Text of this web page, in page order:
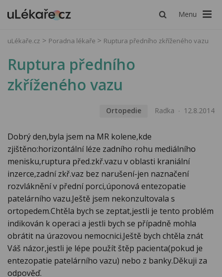
Menu
uLékaře.cz Poradna lékaře Ruptura předního zkříženého vazu
Ruptura předního
zkříženého vazu
Ortopedie Radka 12.8.2014
Dobrý den,byla jsem na MR kolene,kde
zjištěno:horizontální léze zadního rohu mediálního
menisku,ruptura před.zkř.vazu v oblasti kraniální
inzerce,zadní zkř.vaz bez narušení-jen naznačení
rozvláknění v přední porci,úponová entezopatie
patelárního vazu.Ještě jsem nekonzultovala s
ortopedem.Chtěla bych se zeptat,jestli je tento problém
indikován k operaci a jestli bych se případně mohla
obrátit na úrazovou nemocnici.Ještě bych chtěla znát
Váš názor,jestli je lépe použít štěp pacienta(pokud je
entezopatie patelárního vazu) nebo z banky.Děkuji za
odpověď.